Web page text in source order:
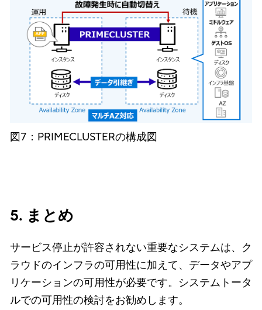
図7：PRIMECLUSTERの構成図
5. まとめ
サービス停止が許容されない重要なシステムは、ク
ラウドのインフラの可用性に加えて、データやアプ
リケーションの可用性が必要です。システムトータ
ルでの可用性の検討をお勧めします。